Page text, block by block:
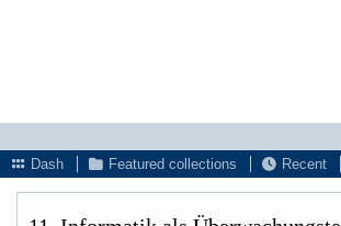
Dash
Featured collections Recent